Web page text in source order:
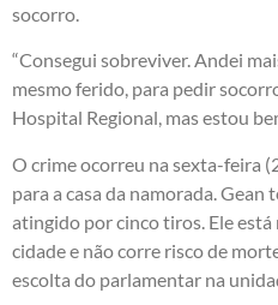
socorro.
“Consegui sobreviver. Andei
mesmo ferido, para pedir
Hospital Regional, mas estou
O crime ocorreu na sexta-feira
para a casa da namorada. Gean
atingido por cinco tiros. Ele
cidade e não corre risco de
escolta do parlamentar na